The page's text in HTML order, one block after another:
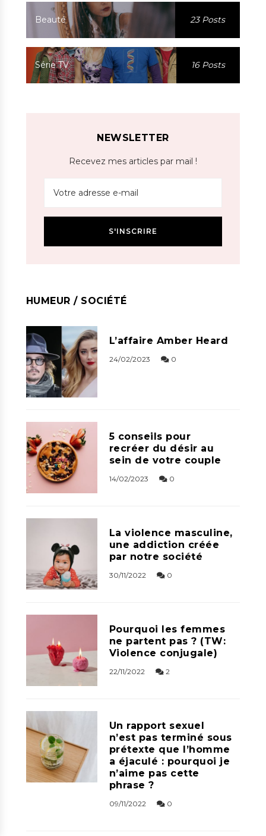
Beauté 23 Posts
Série TV 16 Posts
NEWSLETTER
Recevez mes articles par mail !
HUMEUR / SOCIÉTÉ
L’affaire Amber Heard
24/02/2023 0
5 conseils pour
recréer du désir au
sein de votre couple
14/02/2023 0
La violence masculine,
une addiction créée
par notre société
30/11/2022 0
Pourquoi les femmes
ne partent pas ? (TW:
Violence conjugale)
22/11/2022 2
Un rapport sexuel
n’est pas terminé sous
prétexte que l’homme
a éjaculé : pourquoi je
n’aime pas cette
phrase ?
09/11/2022 0